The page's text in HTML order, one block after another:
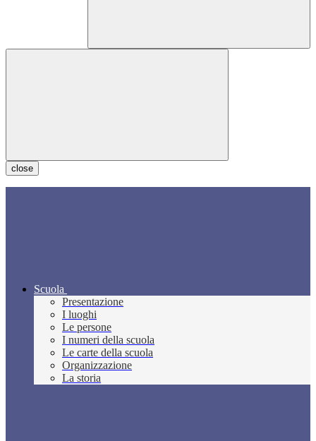
close
Scuola
Presentazione
I luoghi
Le persone
I numeri della scuola
Le carte della scuola
Organizzazione
La storia